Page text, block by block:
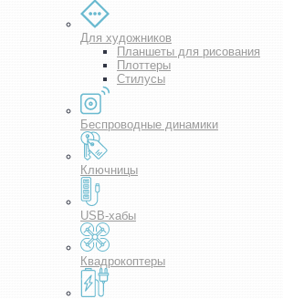
Для художников
Планшеты для рисования
Плоттеры
Стилусы
Беспроводные динамики
Ключницы
USB-хабы
Квадрокоптеры